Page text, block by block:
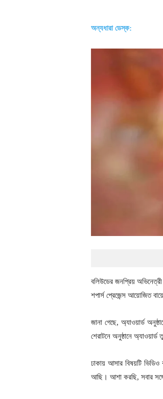
অন্যধারা ডেস্ক:
বলিউডের জনপ্রিয়
শপার্স প্রেজেন্স আয়োজিত
জানা গেছে, অ্যাওয়ার্ড
শেরাটনে অনুষ্ঠানে
ঢাকায় আসার বিষয়টি
আছি। আশা করছি, সবার